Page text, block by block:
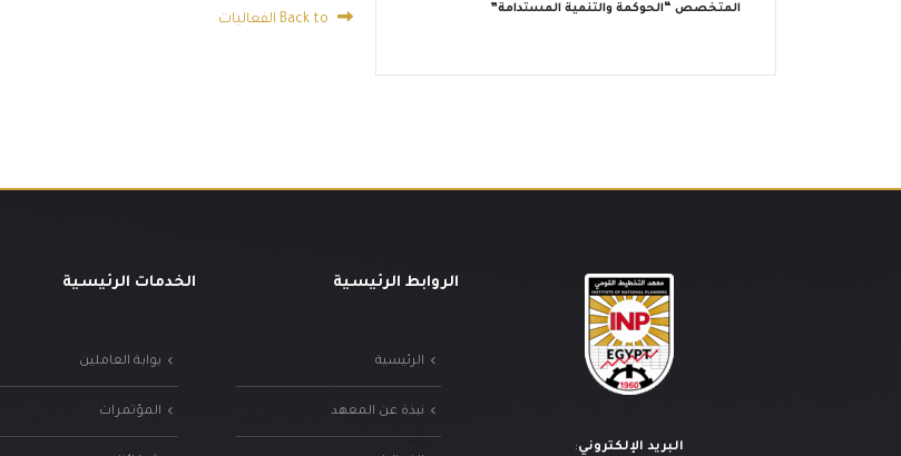
المتخصص “الحوكمة والتنمية المستدامة”
البريد الإلكتروني:
الروابط الرئيسية
الرئيسية
نبذة عن المعهد
الخدمات الرئيسية
بوابة العاملين
المؤتمرات